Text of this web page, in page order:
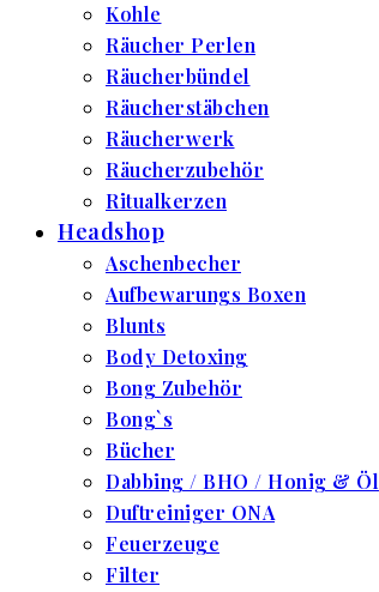
Kohle
Räucher Perlen
Räucherbündel
Räucherstäbchen
Räucherwerk
Räucherzubehör
Ritualkerzen
Headshop
Aschenbecher
Aufbewarungs Boxen
Blunts
Body Detoxing
Bong Zubehör
Bong`s
Bücher
Dabbing / BHO / Honig & Öl
Duftreiniger ONA
Feuerzeuge
Filter